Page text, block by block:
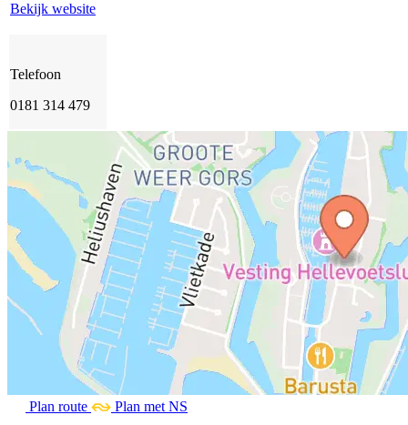
Bekijk website
Telefoon
0181 314 479
Plan route Plan met NS